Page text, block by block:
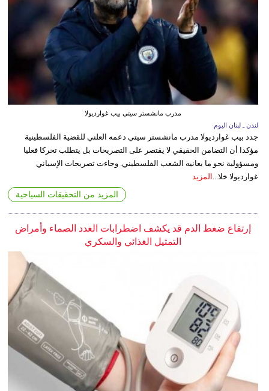
مدرب مانشستر سيتي بيب غوارديولا
لندن ـ لبنان اليوم
جدد بيب غوارديولا مدرب مانشستر سيتي دعمه العلني للقضية الفلسطينية
مؤكدا أن التضامن الحقيقي لا يقتصر على التصريحات بل يتطلب تحركا فعليا
ومسؤولية نحو ما يعانيه الشعب الفلسطيني. وجاءت تصريحات الإسباني
غوارديولا خلا... المزيد
المزيد من التحقيقات السياحية
إرتفاع ضغط الدم قد يكشف اضطرابات الغدد الصماء وأمراض
التمثيل الغذائي والسكري